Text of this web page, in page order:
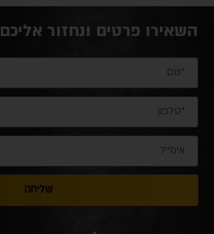
השאירו פרטים ונחזור אליכם
שליחה